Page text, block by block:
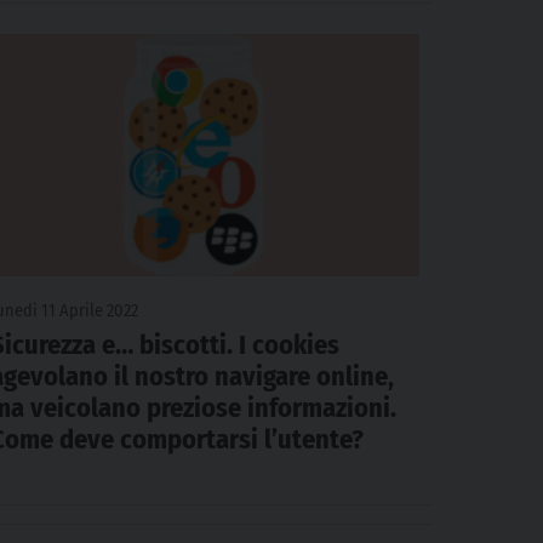
e… biscotti. I cookies
il nostro navigare online,
veicolano preziose informazioni.
deve comportarsi l’utente?